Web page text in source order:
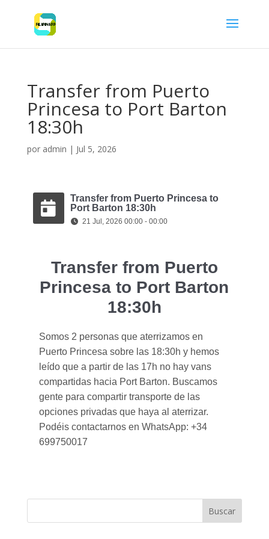
Transfer from Puerto
Princesa to Port Barton
18:30h
por admin | Jul 5, 2026
Transfer from Puerto Princesa to
Port Barton 18:30h
21 Jul, 2026 00:00 - 00:00
Transfer from Puerto
Princesa to Port Barton
18:30h
Somos 2 personas que aterrizamos en
Puerto Princesa sobre las 18:30h y hemos
leído que a partir de las 17h no hay vans
compartidas hacia Port Barton. Buscamos
gente para compartir transporte de las
opciones privadas que haya al aterrizar.
Podéis contactarnos en WhatsApp: +34
699750017
Buscar